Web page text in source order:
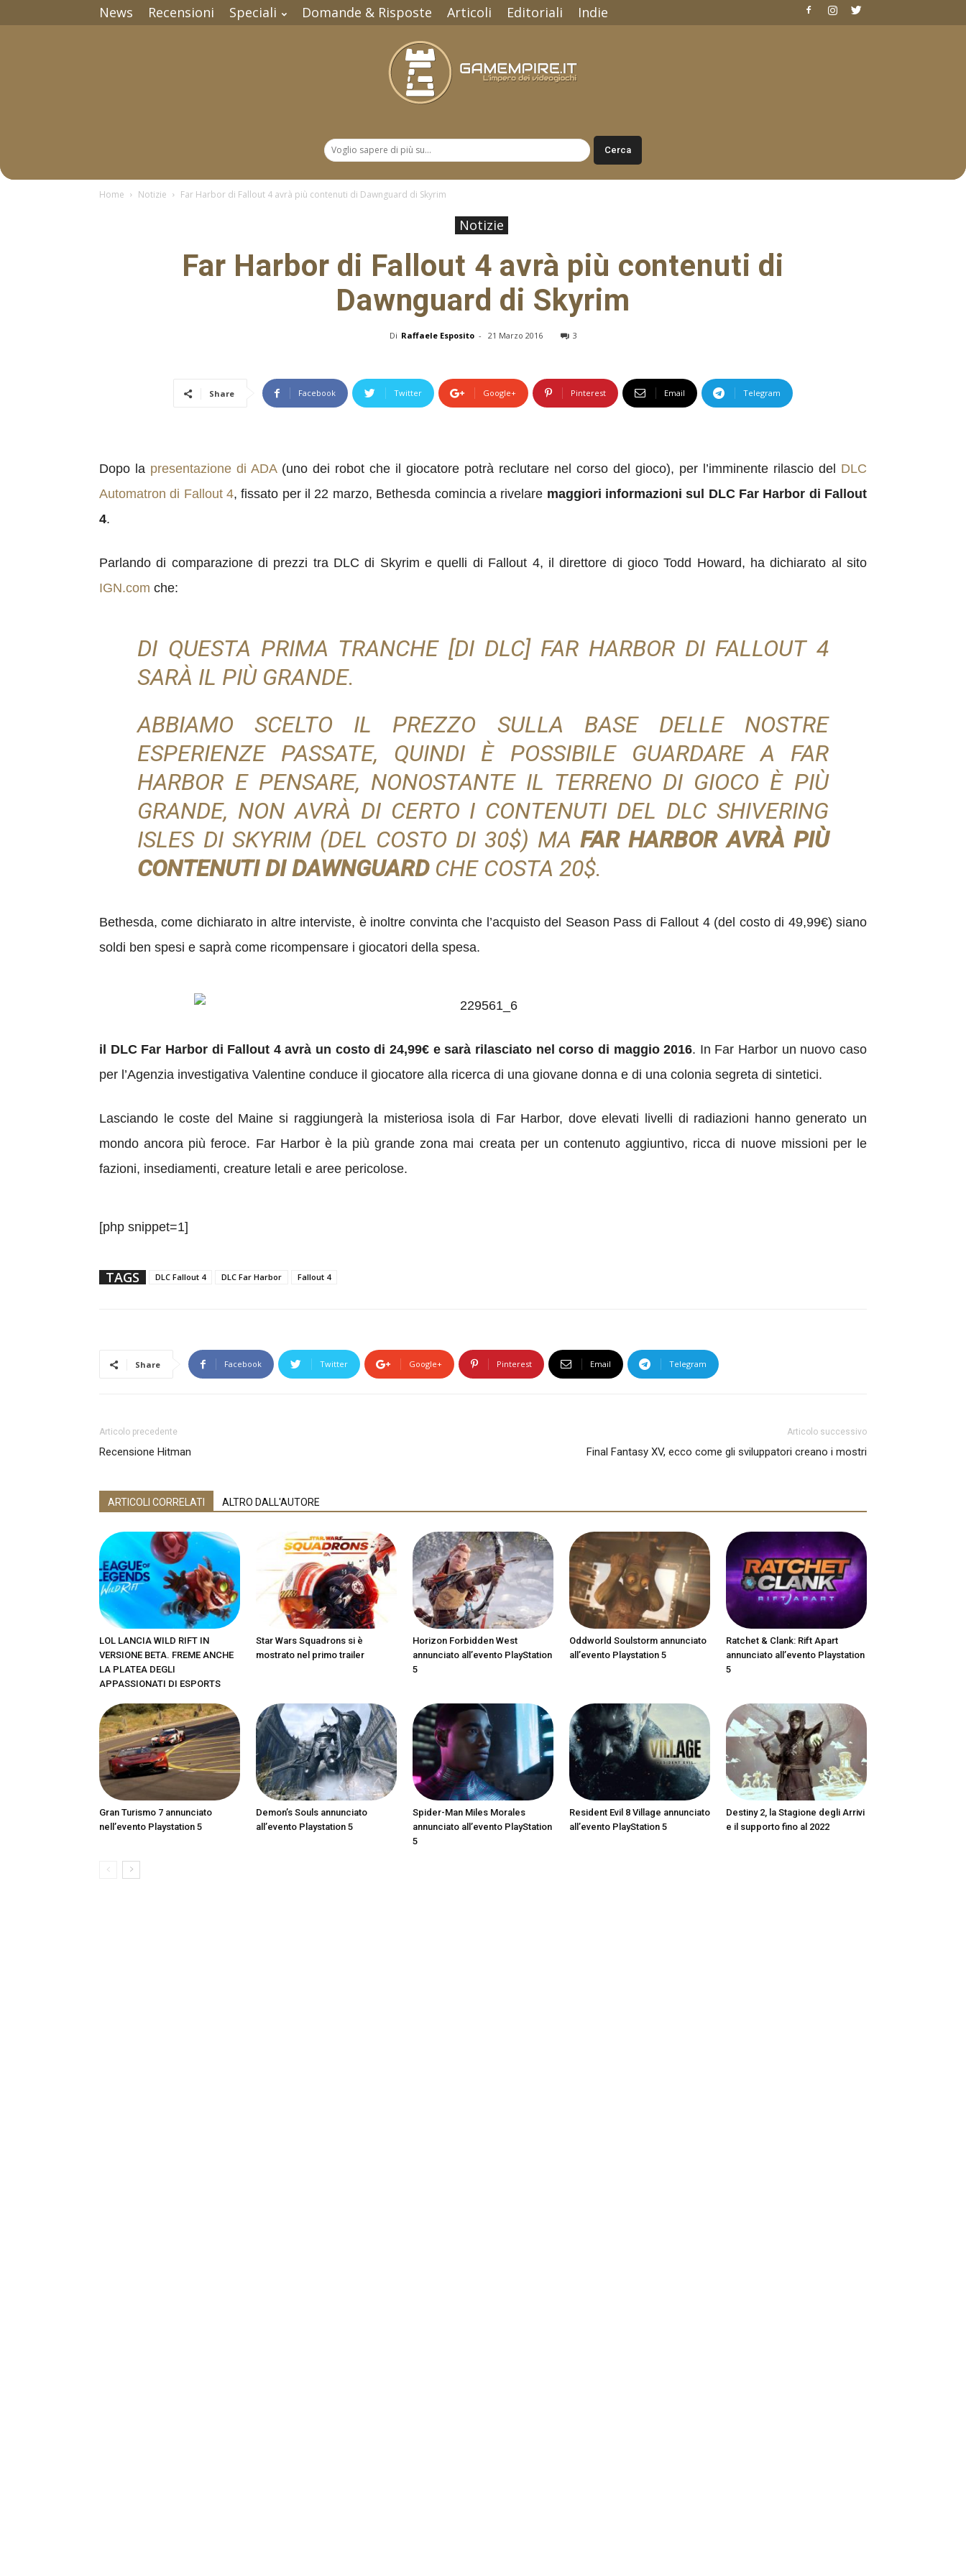
News Recensioni Speciali Domande & Risposte Articoli Editoriali Indie
Home Notizie Far Harbor di Fallout 4 avrà più contenuti di Dawnguard di Skyrim
Notizie
Far Harbor di Fallout 4 avrà più contenuti di
Dawnguard di Skyrim
Di Raffaele Esposito - 21 Marzo 2016 3
Share Facebook Twitter Google+ Pinterest Email Telegram
Dopo la presentazione di ADA(uno dei robot che il giocatore potrà reclutare nel corso del gioco), per l’imminente rilascio del DLC
Automatron di Fallout 4, fissato per il 22 marzo, Bethesda comincia a rivelare maggiori informazioni sul DLC Far Harbor di Fallout
4.
Parlando di comparazione di prezzi tra DLC di Skyrim e quelli di Fallout 4, il direttore di gioco Todd Howard, ha dichiarato al sito
IGN.com che:
DI QUESTA PRIMA TRANCHE [DI DLC] FAR HARBOR DI FALLOUT 4
SARÀ IL PIÙ GRANDE.
ABBIAMO SCELTO IL PREZZO SULLA BASE DELLE NOSTRE
ESPERIENZE PASSATE, QUINDI È POSSIBILE GUARDARE A FAR
HARBOR E PENSARE, NONOSTANTE IL TERRENO DI GIOCO È PIÙ
GRANDE, NON AVRÀ DI CERTO I CONTENUTI DEL DLC SHIVERING
ISLES DI SKYRIM (DEL COSTO DI 30$) MAFAR HARBOR AVRÀ PIÙ
CONTENUTI DI DAWNGUARDCHE COSTA 20$.
Bethesda, come dichiarato in altre interviste, è inoltre convinta che l’acquisto del Season Pass di Fallout 4 (del costo di 49,99€) siano
soldi ben spesi e saprà come ricompensare i giocatori della spesa.
il DLC Far Harbor di Fallout 4 avrà un costo di 24,99€ e sarà rilasciato nel corso di maggio 2016. In Far Harbor un nuovo caso
per l’Agenzia investigativa Valentine conduce il giocatore alla ricerca di una giovane donna e di una colonia segreta di sintetici.
Lasciando le coste del Maine si raggiungerà la misteriosa isola di Far Harbor, dove elevati livelli di radiazioni hanno generato un
mondo ancora più feroce. Far Harbor è la più grande zona mai creata per un contenuto aggiuntivo, ricca di nuove missioni per le
fazioni, insediamenti, creature letali e aree pericolose.
[php snippet=1]
TAGS DLC Fallout 4 DLC Far Harbor Fallout 4
Share Facebook Twitter Google+ Pinterest Email Telegram
Articolo precedente
Recensione Hitman
Articolo successivo
Final Fantasy XV, ecco come gli sviluppatori creano i mostri
ARTICOLI CORRELATI ALTRO DALL'AUTORE
LOL LANCIA WILD RIFT IN
VERSIONE BETA. FREME ANCHE
LA PLATEA DEGLI
APPASSIONATI DI ESPORTS
Star Wars Squadrons si è
mostrato nel primo trailer
Horizon Forbidden West
annunciato all’evento PlayStation
5
Oddworld Soulstorm annunciato
all’evento Playstation 5
Ratchet & Clank: Rift Apart
annunciato all’evento Playstation
5
Gran Turismo 7 annunciato
nell’evento Playstation 5
Demon’s Souls annunciato
all’evento Playstation 5
Spider-Man Miles Morales
annunciato all’evento PlayStation
5
Resident Evil 8 Village annunciato
all’evento PlayStation 5
Destiny 2, la Stagione degli Arrivi
e il supporto fino al 2022